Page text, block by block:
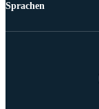
Sprachen